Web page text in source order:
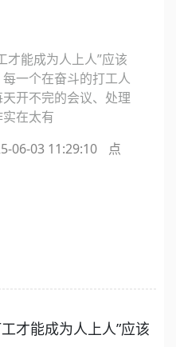
能成为人上人”应该
一个在奋斗的打工人
开不完的会议、处理
在太有
06-03 11:29:10
点
能成为人上人”应该